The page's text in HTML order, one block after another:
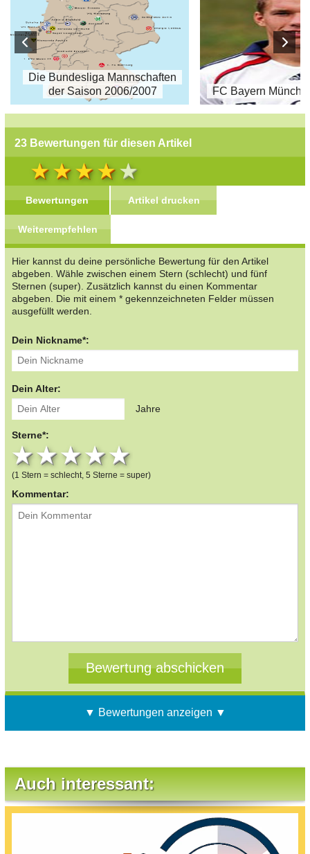
Die Bundesliga Mannschaften
der Saison 2006/2007
FC Bayern
23 Bewertungen für diesen Artikel
Bewertungen Artikel drucken
Weiterempfehlen
Hier kannst du deine persönliche Bewertung für den Artikel
abgeben. Wähle zwischen einem Stern (schlecht) und fünf
Sternen (super). Zusätzlich kannst du einen Kommentar
abgeben. Die mit einem * gekennzeichneten Felder müssen
ausgefüllt werden.
Dein Nickname*:
Dein Alter:
Jahre
Sterne*:
4 stars
3 stars
2 stars
1 star
(1 Stern = schlecht, 5 Sterne = super)
Kommentar:
▼ Bewertungen anzeigen ▼
Auch interessant: